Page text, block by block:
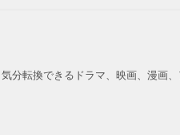
分転換できるドラマ、映画、漫画